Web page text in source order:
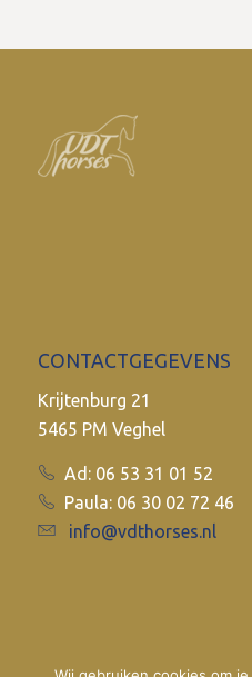
CONTACTGEGEVENS
Krijtenburg 21
5465 PM Veghel
Ad: 06 53 31 01 52
Paula: 06 30 02 72 46
info@vdthorses.nl